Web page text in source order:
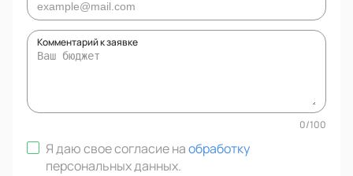
Комментарий к заявке
0/100
Я даю свое согласие наобработку
персональных данных.